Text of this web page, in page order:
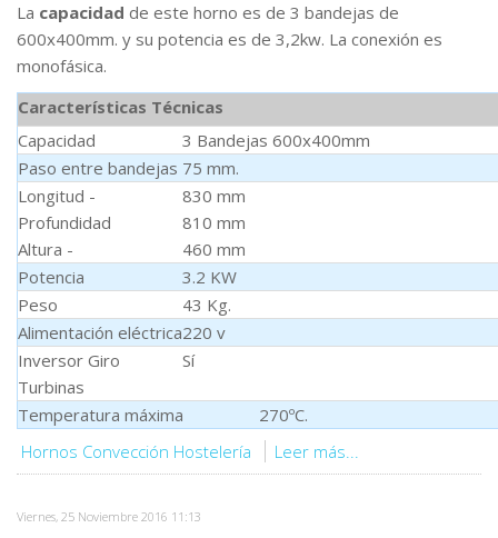
La capacidad de este horno es de 3 bandejas de
600x400mm. y su potencia es de 3,2kw. La conexión es
monofásica.
Características Técnicas
Capacidad
3 Bandejas 600x400mm
Paso entre bandejas 75 mm.
Longitud -
Profundidad
Altura -
830 mm
810 mm
460 mm
Potencia
3.2 KW
Peso
43 Kg.
Alimentación eléctrica220 v
Inversor Giro
Turbinas
Sí
Temperatura máxima 270ºC.
Hornos Convección Hostelería
Leer más...
Viernes, 25 Noviembre 2016 11:13